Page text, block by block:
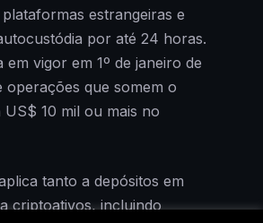
estrangeiras e
por até 24 horas.
vigor em 1º de janeiro de
operações que somem o
US$ 10 mil ou mais no
tanto a depósitos em
criptoativos, incluindo